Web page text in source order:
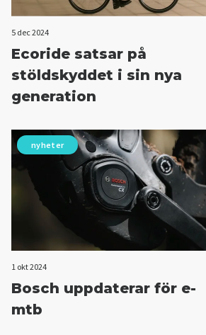
5 dec 2024
Ecoride satsar på
stöldskyddet i sin nya
generation
nyheter
1 okt 2024
Bosch uppdaterar för e-
mtb